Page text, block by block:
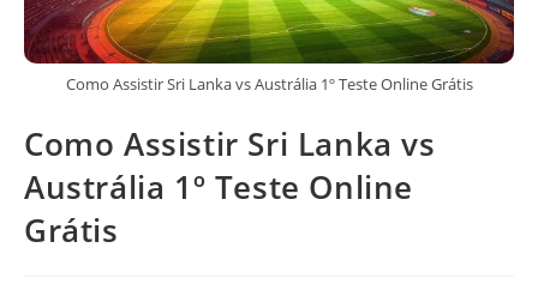
Como Assistir Sri Lanka vs Austrália 1º Teste Online Grátis
Como Assistir Sri Lanka vs
Austrália 1º Teste Online
Grátis